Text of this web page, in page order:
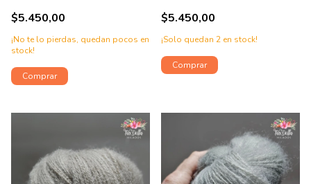
$5.450,00
¡No te lo pierdas, quedan pocos en
stock!
$5.450,00
¡Solo quedan 2 en stock!